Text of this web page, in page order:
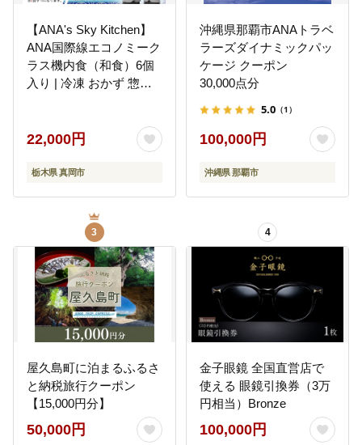
【ANA's Sky Kitchen】
ANA国際線エコノミーク
ラス機内食（和食）6個
入り | 冷凍 おかず 惣菜
料無料
22,000円
栃木県 真岡市
沖縄県那覇市ANAトラベ
ラーズダイナミックパッ
ケージ クーポン
30,000点分
5.0 （1）
100,000円
沖縄県 那覇市
3
屋久島町に泊まるふるさ
と納税旅行クーポン
【15,000円分】
50,000円
4
金子眼鏡 全国直営店で
使える 眼鏡引換券（3万
円相当）Bronze
100,000円